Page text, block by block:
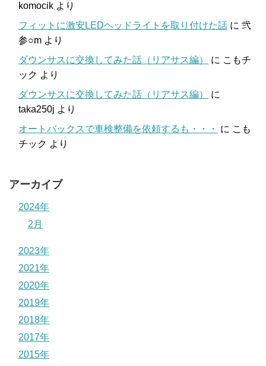
komocik より
フィットに激安LEDヘッドライトを取り付けた話 に 弐
参○m より
ダウンサスに交換してみた話（リアサス編）
に こもチ
ック より
ダウンサスに交換してみた話（リアサス編）
に
taka250j より
オートバックスで車検整備を依頼するも・・・
に こも
チック より
アーカイブ
2024年
2月
2023年
2021年
2020年
2019年
2018年
2017年
2015年